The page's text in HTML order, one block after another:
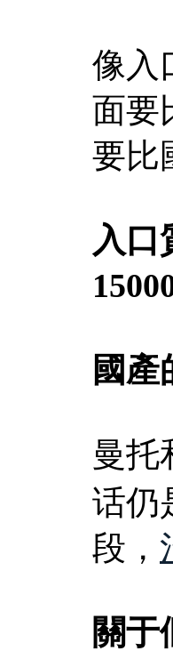
像入
面要
要比
入口
國
曼托
话仍
段，
關于